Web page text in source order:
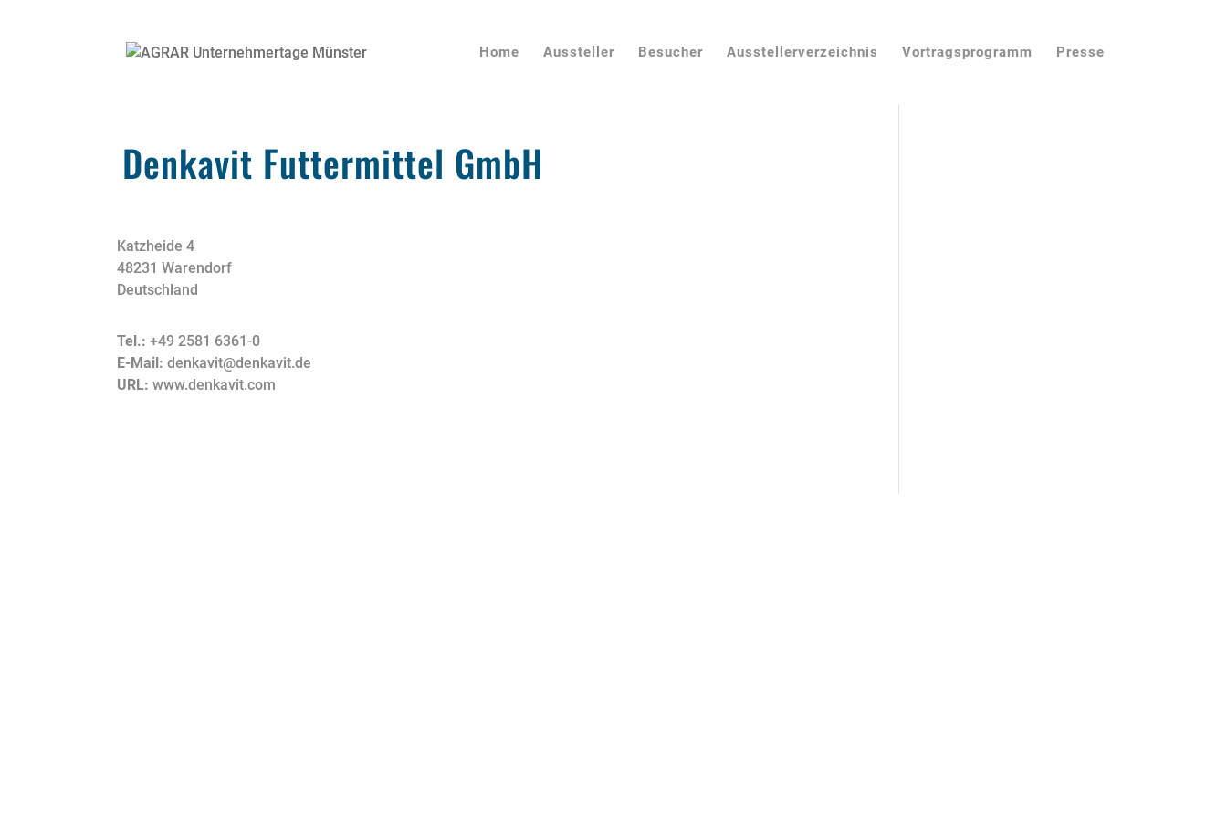
Home Aussteller Besucher Ausstellerverzeichnis Vortragsprogramm Presse
Denkavit Futtermittel GmbH
Katzheide 4
48231 Warendorf
Deutschland
Tel.:+49 2581 6361-0
E-Mail:denkavit@denkavit.de
URL:www.denkavit.com